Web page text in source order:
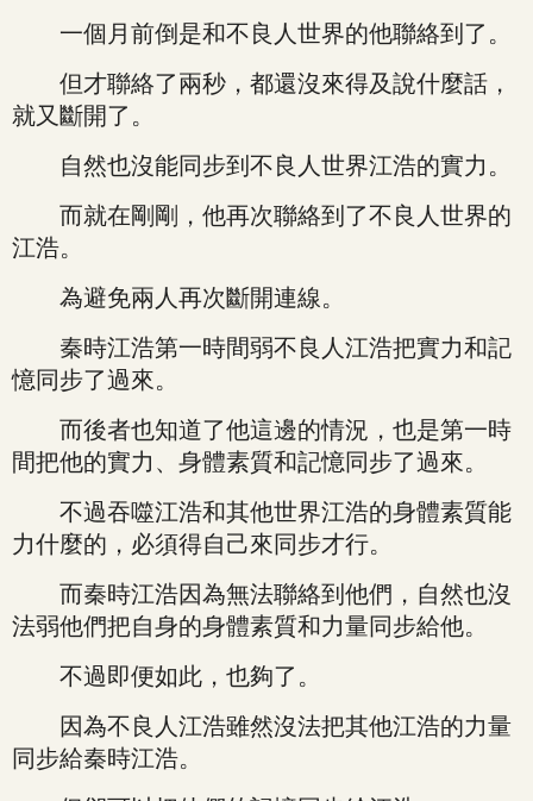
一個月前倒是和不良人世界的他聯絡到了。
但才聯絡了兩秒，都還沒來得及說什麼話，
就又斷開了。
自然也沒能同步到不良人世界江浩的實力。
而就在剛剛，他再次聯絡到了不良人世界的
江浩。
為避免兩人再次斷開連線。
秦時江浩第一時間弱不良人江浩把實力和記
憶同步了過來。
而後者也知道了他這邊的情況，也是第一時
間把他的實力、身體素質和記憶同步了過來。
不過吞噬江浩和其他世界江浩的身體素質能
力什麼的，必須得自己來同步才行。
而秦時江浩因為無法聯絡到他們，自然也沒
法弱他們把自身的身體素質和力量同步給他。
不過即便如此，也夠了。
因為不良人江浩雖然沒法把其他江浩的力量
同步給秦時江浩。